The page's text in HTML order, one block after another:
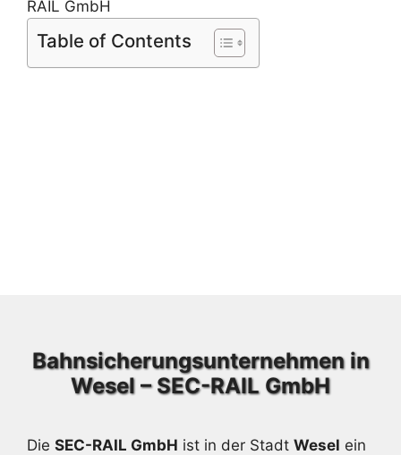
Table of Contents
Bahnsicherungsunternehmen in
Wesel – SEC-RAIL GmbH
Die SEC-RAIL GmbH ist in der Stadt Wesel ein